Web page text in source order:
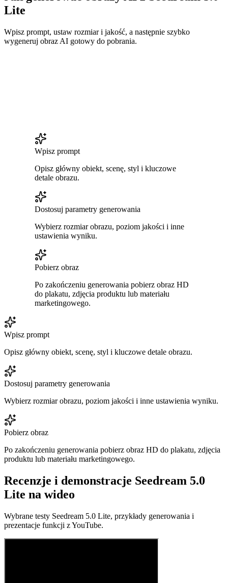
Lite
Wpisz prompt, ustaw rozmiar i jakość, a następnie szybko
wygeneruj obraz AI gotowy do pobrania.
Wpisz prompt
Opisz główny obiekt, scenę, styl i kluczowe
detale obrazu.
Dostosuj parametry generowania
Wybierz rozmiar obrazu, poziom jakości i inne
ustawienia wyniku.
Pobierz obraz
Po zakończeniu generowania pobierz obraz HD
do plakatu, zdjęcia produktu lub materiału
marketingowego.
Wpisz prompt
Opisz główny obiekt, scenę, styl i kluczowe detale obrazu.
Dostosuj parametry generowania
Wybierz rozmiar obrazu, poziom jakości i inne ustawienia wyniku.
Pobierz obraz
Po zakończeniu generowania pobierz obraz HD do plakatu, zdjęcia
produktu lub materiału marketingowego.
Recenzje i demonstracje Seedream 5.0
Lite na wideo
Wybrane testy Seedream 5.0 Lite, przykłady generowania i
prezentacje funkcji z YouTube.